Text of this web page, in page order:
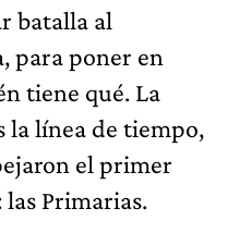
batalla al
para poner en
tiene qué. La
la línea de tiempo,
el primer
Primarias.